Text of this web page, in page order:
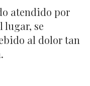
atendido por
lugar, se
al dolor tan